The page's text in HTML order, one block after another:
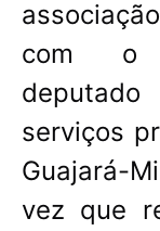
com o
serviços
Guajará-
vez que